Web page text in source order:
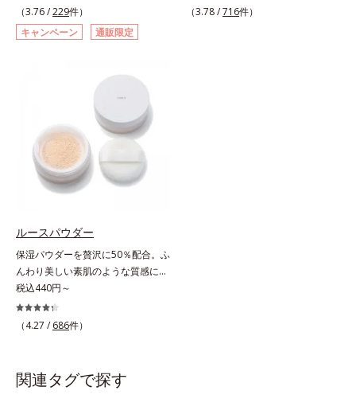
めらかな質感美へ導く、リキッドフ
ァンデーション「カバーはしたいけ
ど厚塗り感はイヤ」「素肌がもとも
なお客様の声から誕生した、軽やか
なのにピタッと密着し、肌悩み
を“つるん”と隠すリキッドファンデ
ーションです。年齢とともに増えて
いくお悩みを自然に隠しつつも、ま
るで“素肌美人”に見える仕上がりを
叶えるのは、微細で均一なカバー粉
体(*1)が大きさの異なる毛穴にも隙
にダマ防止の特殊コーティングを施
すことで、カバー粉体は薄く・均一
に凹凸へフィット。毛穴や色ムラを
カバーしながら自然な仕上がりを叶
えます。また、ファンデーションを
つけている間に保湿成分が肌へ浸透
(*2)するスキンコンディショニング
与えます。キメを整え、磨かれたよ
うな透明感とツヤを生み出すこと
（3.76 /229件）
キャンペーン
通販限定
ら美肌が10時間(*)続くリキッドフ
（3.78 /716件）
ルースパウダー
保湿パウダーを贅沢に50％配合。ふ
んわり美しい素肌のような質感にな
りながらもうるおいとツヤを叶える
フェイスパウダー。朝の仕上がりの
クオリティが全然違う！ まるで美
タイプのファンデーションを使って
も、仕上げがパサパサのお粉ではせ
税込440円～
（4.27 / 686件）
関連タグで探す